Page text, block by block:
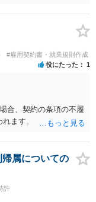
外補習授業等を、該
保護者会・ＰＴＡ活動
すと、 ①主体である学
校図書館の職務に従
教育を担任する者」
にも当たりません。
たさず、３５条によ
繰り返しになります
ることが現実的には
#雇用契約書・就業規則作成
役にたった 1
合、契約の条項の不履
ます。
属についての
許